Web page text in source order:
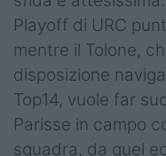
Super Rugby
Rugby in TV
Mercato
Serie A Elite
Playoff di URC
mentre il Tolone,
disposizione
Top14, vuole far
Parisse in campo
squadra, da quel